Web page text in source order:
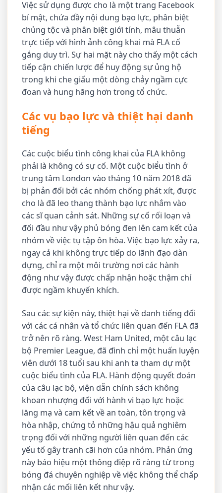
Việc sử dụng được cho là một trang Facebook
bí mật, chứa đầy nội dung bạo lực, phân biệt
chủng tộc và phân biệt giới tính, mâu thuẫn
trực tiếp với hình ảnh công khai mà FLA cố
gắng duy trì. Sự hai mặt này cho thấy một cách
tiếp cận chiến lược để huy động sự ủng hộ
trong khi che giấu một dòng chảy ngầm cực
đoan và hung hăng hơn trong tổ chức.
Các vụ bạo lực và thiệt hại danh
tiếng
Các cuộc biểu tình công khai của FLA không
phải là không có sự cố. Một cuộc biểu tình ở
trung tâm London vào tháng 10 năm 2018 đã
bị phản đối bởi các nhóm chống phát xít, được
cho là đã leo thang thành bạo lực nhắm vào
các sĩ quan cảnh sát. Những sự cố rối loạn và
đối đầu như vậy phủ bóng đen lên cam kết của
nhóm về việc tụ tập ôn hòa. Việc bạo lực xảy ra,
ngay cả khi không trực tiếp do lãnh đạo dàn
dựng, chỉ ra một môi trường nơi các hành
động như vậy được chấp nhận hoặc thậm chí
được ngầm khuyến khích.
Sau các sự kiện này, thiệt hại về danh tiếng đối
với các cá nhân và tổ chức liên quan đến FLA đã
trở nên rõ ràng. West Ham United, một câu lạc
bộ Premier League, đã đình chỉ một huấn luyện
viên dưới 18 tuổi sau khi anh ta tham dự một
cuộc biểu tình của FLA. Hành động quyết đoán
của câu lạc bộ, viện dẫn chính sách không
khoan nhượng đối với hành vi bạo lực hoặc
lăng mạ và cam kết về an toàn, tôn trọng và
hòa nhập, chứng tỏ những hậu quả nghiêm
trọng đối với những người liên quan đến các
yếu tố gây tranh cãi hơn của nhóm. Phản ứng
này báo hiệu một thông điệp rõ ràng từ trong
bóng đá chuyên nghiệp về việc không thể chấp
nhận các mối liên kết như vậy.